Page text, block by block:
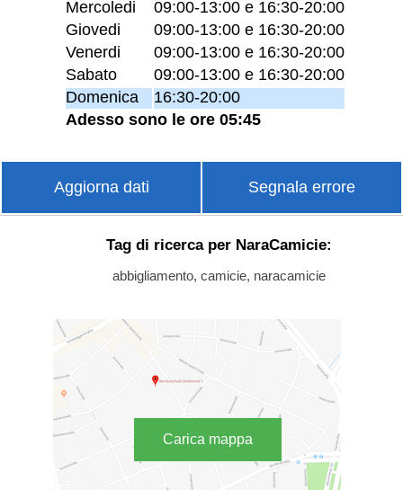
Mercoledi
09:00-13:00 e 16:30-20:00
Giovedi
09:00-13:00 e 16:30-20:00
Venerdi
09:00-13:00 e 16:30-20:00
Sabato
09:00-13:00 e 16:30-20:00
Domenica
16:30-20:00
Adesso sono le ore 05:45
Aggiorna dati Segnala errore
Tag di ricerca per NaraCamicie:
abbigliamento, camicie, naracamicie
Carica mappa